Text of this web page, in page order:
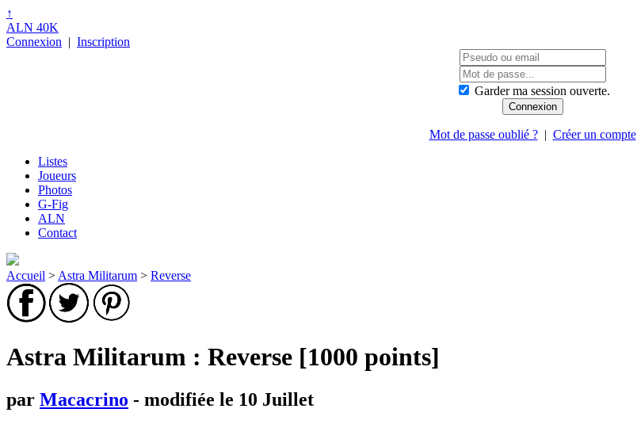
↑
ALN 40K
Connexion | Inscription
Garder ma session ouverte.
Mot de passe oublié ?| Créer un compte
Listes
Joueurs
Photos
G-Fig
ALN
Contact
Accueil > Astra Militarum > Reverse
Astra Militarum : Reverse [1000 points]
par Macacrino - modifiée le 10 Juillet